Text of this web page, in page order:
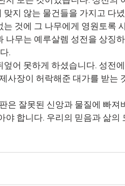
지 않는 물건들을 가지고 다
나무는 예루살렘 성전을 상징
.
사장이 허락해준 대가를 받는
합니다. 우리의 믿음과 삶의